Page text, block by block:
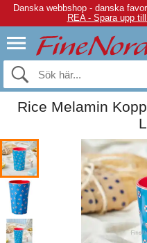
Danska webbshop - danska
REA - Spara upp
Rice Melamin